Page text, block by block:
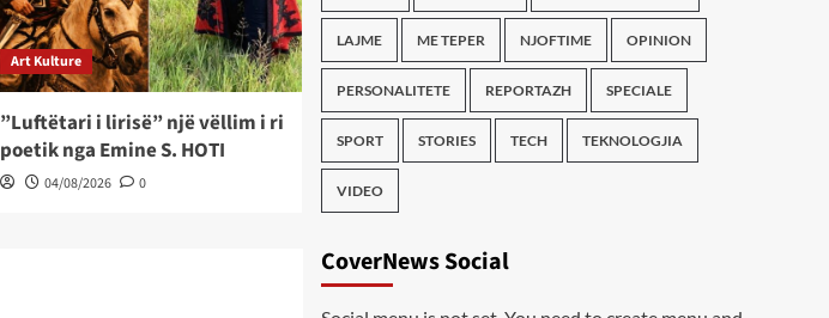
Art Kulture
”Luftëtari i lirisë” një vëllim i ri
poetik nga Emine S. HOTI
04/08/2026 0
LAJME ME TEPER NJOFTIME OPINION
PERSONALITETE REPORTAZH SPECIALE
SPORT STORIES TECH TEKNOLOGJIA
VIDEO
CoverNews Social